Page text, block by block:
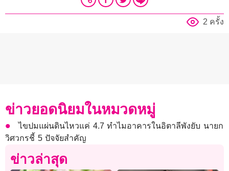
2 ครั้ง
ข่าวยอดนิยมในหมวดหมู่
ไขปมแผ่นดินไหวแค่ 4.7 ทำไมอาคารในอิตาลีพังยับ นายก
วิศวกรชี้ 5 ปัจจัยสำคัญ
ข่าวล่าสุด